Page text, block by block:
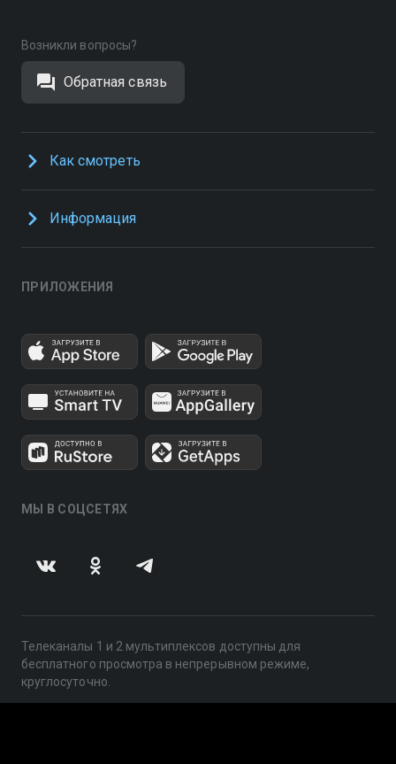
Возникли вопросы?
Обратная связь
Как смотреть
Информация
ПРИЛОЖЕНИЯ
МЫ В СОЦСЕТЯХ
Телеканалы 1 и 2 мультиплексов доступны для
бесплатного просмотра в непрерывном режиме,
круглосуточно.